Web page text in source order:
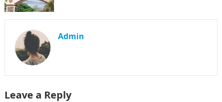
Admin
Leave a Reply